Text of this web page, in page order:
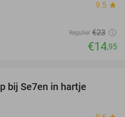
9.5 star
Regulier €23
€14,95
bij Se7en in hartje